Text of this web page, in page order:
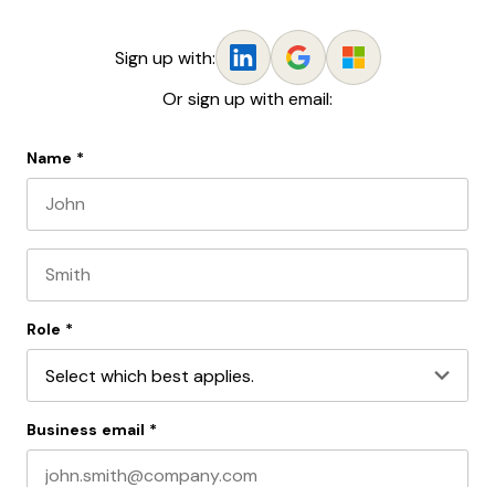
Sign up with:
Or sign up with email:
Name *
Role *
Business email *